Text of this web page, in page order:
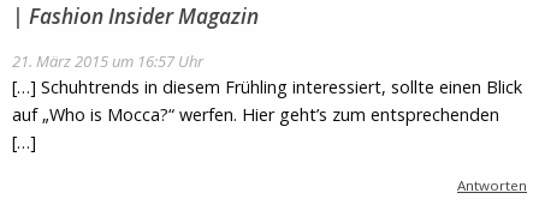
| Fashion Insider Magazin
21. März 2015 um 16:57 Uhr
[…] Schuhtrends in diesem Frühling interessiert, sollte einen Blick
auf „Who is Mocca?“ werfen. Hier geht’s zum entsprechenden
[…]
Antworten